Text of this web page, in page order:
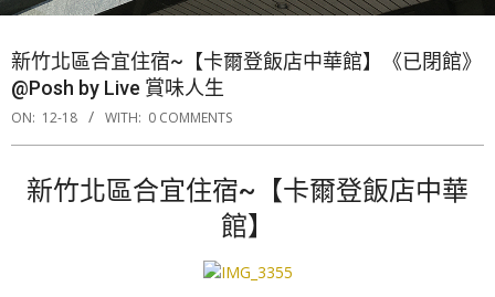
新竹北區合宜住宿~【卡爾登飯店中華館】《已閉館》
@Posh by Live 賞味人生
ON: 12-18 WITH: 0 COMMENTS
新竹北區合宜住宿~【卡爾登飯店中華
館】